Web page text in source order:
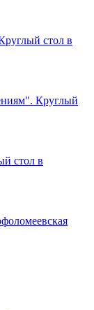
стол в
Круглый
стол в